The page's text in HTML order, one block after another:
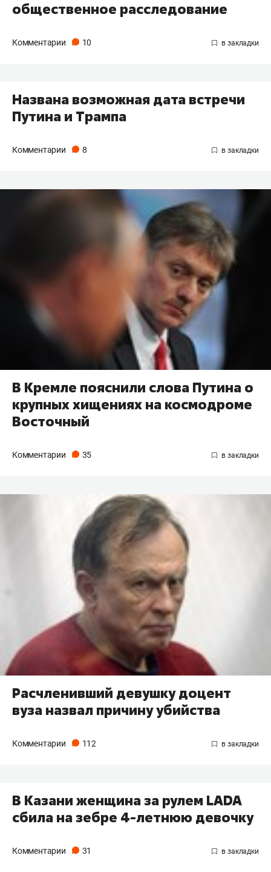
общественное расследование
Комментарии 10
Названа возможная дата встречи
Путина и Трампа
Комментарии 8
В Кремле пояснили слова Путина о
крупных хищениях на космодроме
Восточный
Комментарии 35
Расчленивший девушку доцент
вуза назвал причину убийства
Комментарии 112
В Казани женщина за рулем LADA
сбила на зебре 4-летнюю девочку
Комментарии 31